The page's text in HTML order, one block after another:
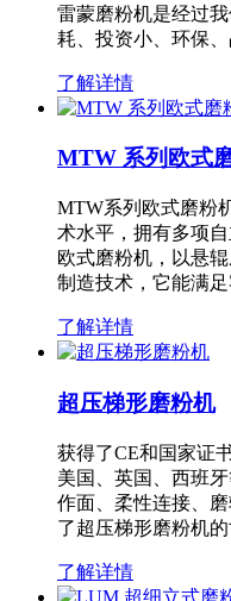
雷蒙磨粉机是经过
耗、投资小、环保
了解详情
MTW 系列欧式
MTW系列欧式磨粉
术水平，拥有多项
欧式磨粉机，以悬
制造技术，它能满
了解详情
超压梯形磨粉机
获得了CE和国家证
美国、英国、西班
作面、柔性连接、
了超压梯形磨粉机
了解详情